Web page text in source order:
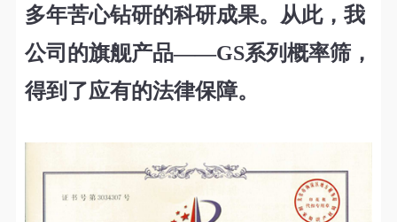
多年苦心钻研的科研成果。从此，我
公司的旗舰产品——GS系列概率筛，
得到了应有的法律保障。